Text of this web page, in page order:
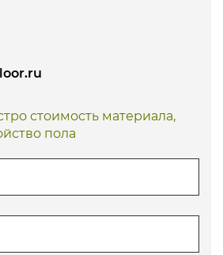
стоимость материала,
пола